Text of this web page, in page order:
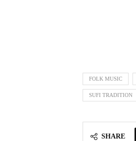
FOLK MUSIC
SUFI TRADITION
SHARE